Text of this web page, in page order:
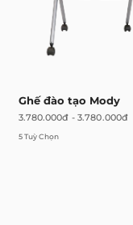
Ghế đào tạo Mody
3.780.000đ - 3.780.000đ
5 Tuỳ Chọn